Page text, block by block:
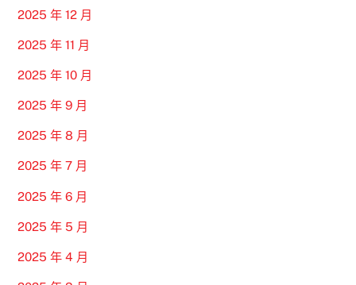
2025 年 12 月
2025 年 11 月
2025 年 10 月
2025 年 9 月
2025 年 8 月
2025 年 7 月
2025 年 6 月
2025 年 5 月
2025 年 4 月